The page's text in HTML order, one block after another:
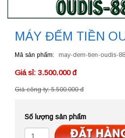
MÁY ĐẾM TIỀN
Mã sản phẩm may-dem-tien-oudis-
Giá sỉ: 3.500.000 đ
Giá công ty: 5.500.000 đ
Số lượng sản phẩm